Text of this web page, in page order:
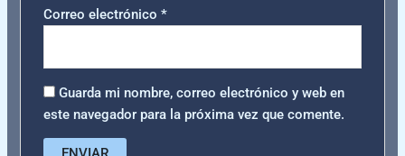
Correo electrónico *
Guarda mi nombre, correo electrónico y web en
este navegador para la próxima vez que comente.